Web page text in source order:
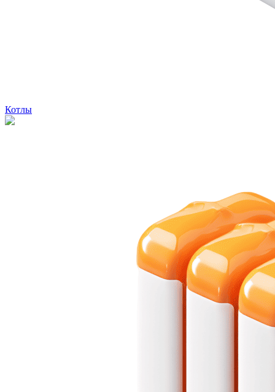
Котлы